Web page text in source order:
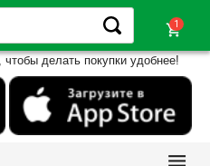
shopping_cart
делать покупки удобнее!
